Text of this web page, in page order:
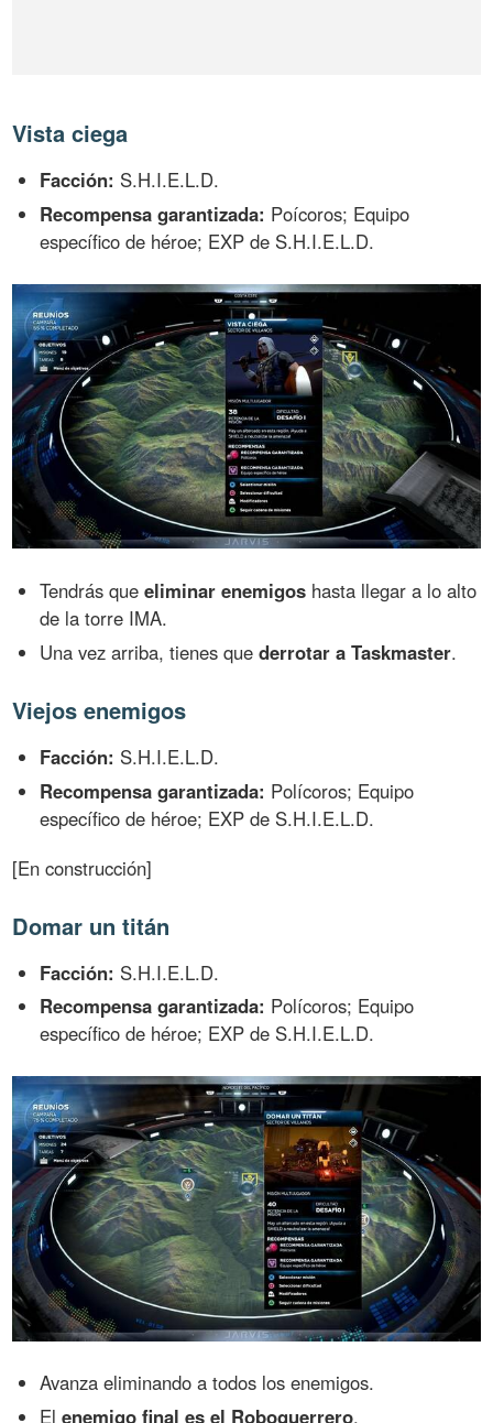
Vista ciega
Facción: S.H.I.E.L.D.
Recompensa garantizada: Poícoros; Equipo
específico de héroe; EXP de S.H.I.E.L.D.
Tendrás queeliminar enemigos hasta llegar a lo alto
de la torre IMA.
Una vez arriba, tienes quederrotar a Taskmaster.
Viejos enemigos
Facción: S.H.I.E.L.D.
Recompensa garantizada: Polícoros; Equipo
específico de héroe; EXP de S.H.I.E.L.D.
[En construcción]
Domar un titán
Facción: S.H.I.E.L.D.
Recompensa garantizada: Polícoros; Equipo
específico de héroe; EXP de S.H.I.E.L.D.
Avanza eliminando a todos los enemigos.
Elenemigo final es el Roboguerrero.